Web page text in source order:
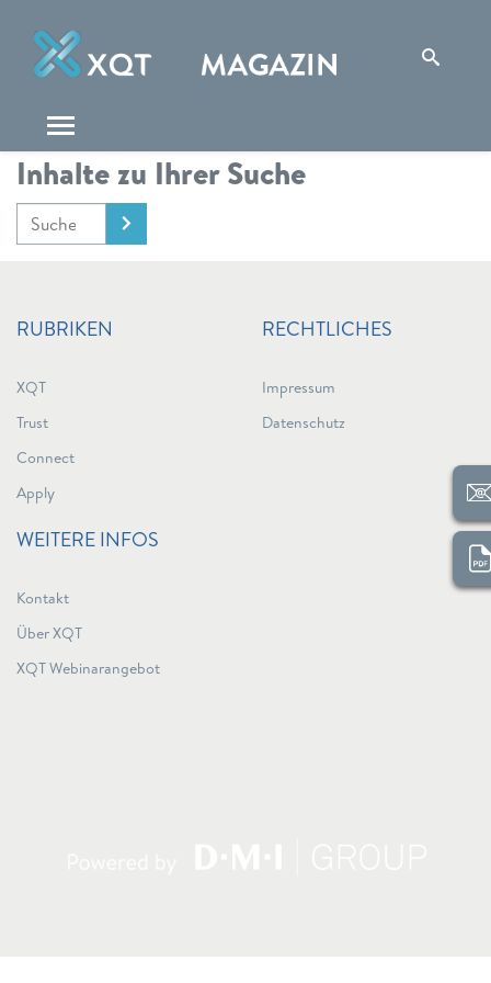
Inhalte zu Ihrer Suche
RUBRIKEN
XQT
Trust
Connect
Apply
RECHTLICHES
Impressum
Datenschutz
WEITERE INFOS
Kontakt
Über XQT
XQT Webinarangebot